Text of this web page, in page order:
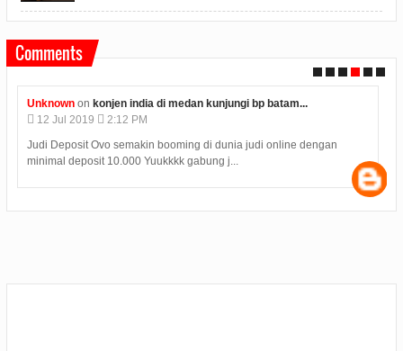
Comments
bp batam...
online dengan
Anonymousonpolres karimun memberikan kue
Hasil Seleksi Bersama Perguruan Tinggi SBMPTN
pada Selasa (9/7) pukul 15.00 WIB. Samp...